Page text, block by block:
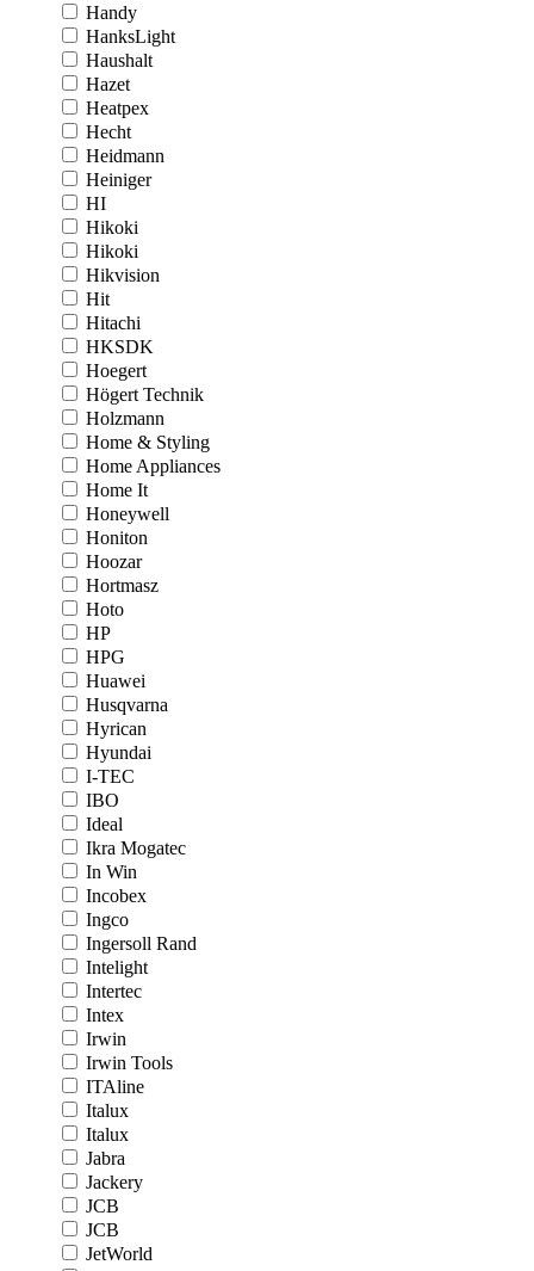
Handy
HanksLight
Haushalt
Hazet
Heatpex
Hecht
Heidmann
Heiniger
HI
Hikoki
Hikoki
Hikvision
Hit
Hitachi
HKSDK
Hoegert
Högert Technik
Holzmann
Home & Styling
Home Appliances
Home It
Honeywell
Honiton
Hoozar
Hortmasz
Hoto
HP
HPG
Huawei
Husqvarna
Hyrican
Hyundai
I-TEC
IBO
Ideal
Ikra Mogatec
In Win
Incobex
Ingco
Ingersoll Rand
Intelight
Intertec
Intex
Irwin
Irwin Tools
ITAline
Italux
Italux
Jabra
Jackery
JCB
JCB
JetWorld